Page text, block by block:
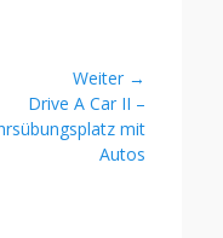
Weiter →
Drive A Car II –
mit
Autos